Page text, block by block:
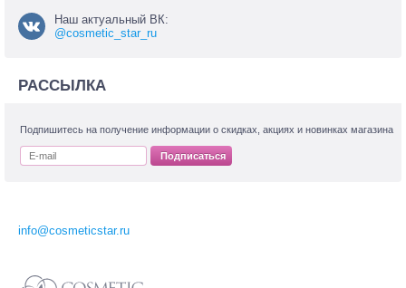
Наш актуальный ВК:
@cosmetic_star_ru
РАССЫЛКА
Подпишитесь на получение информации о скидках, акциях и новинках магазина
Подписаться
info@cosmeticstar.ru